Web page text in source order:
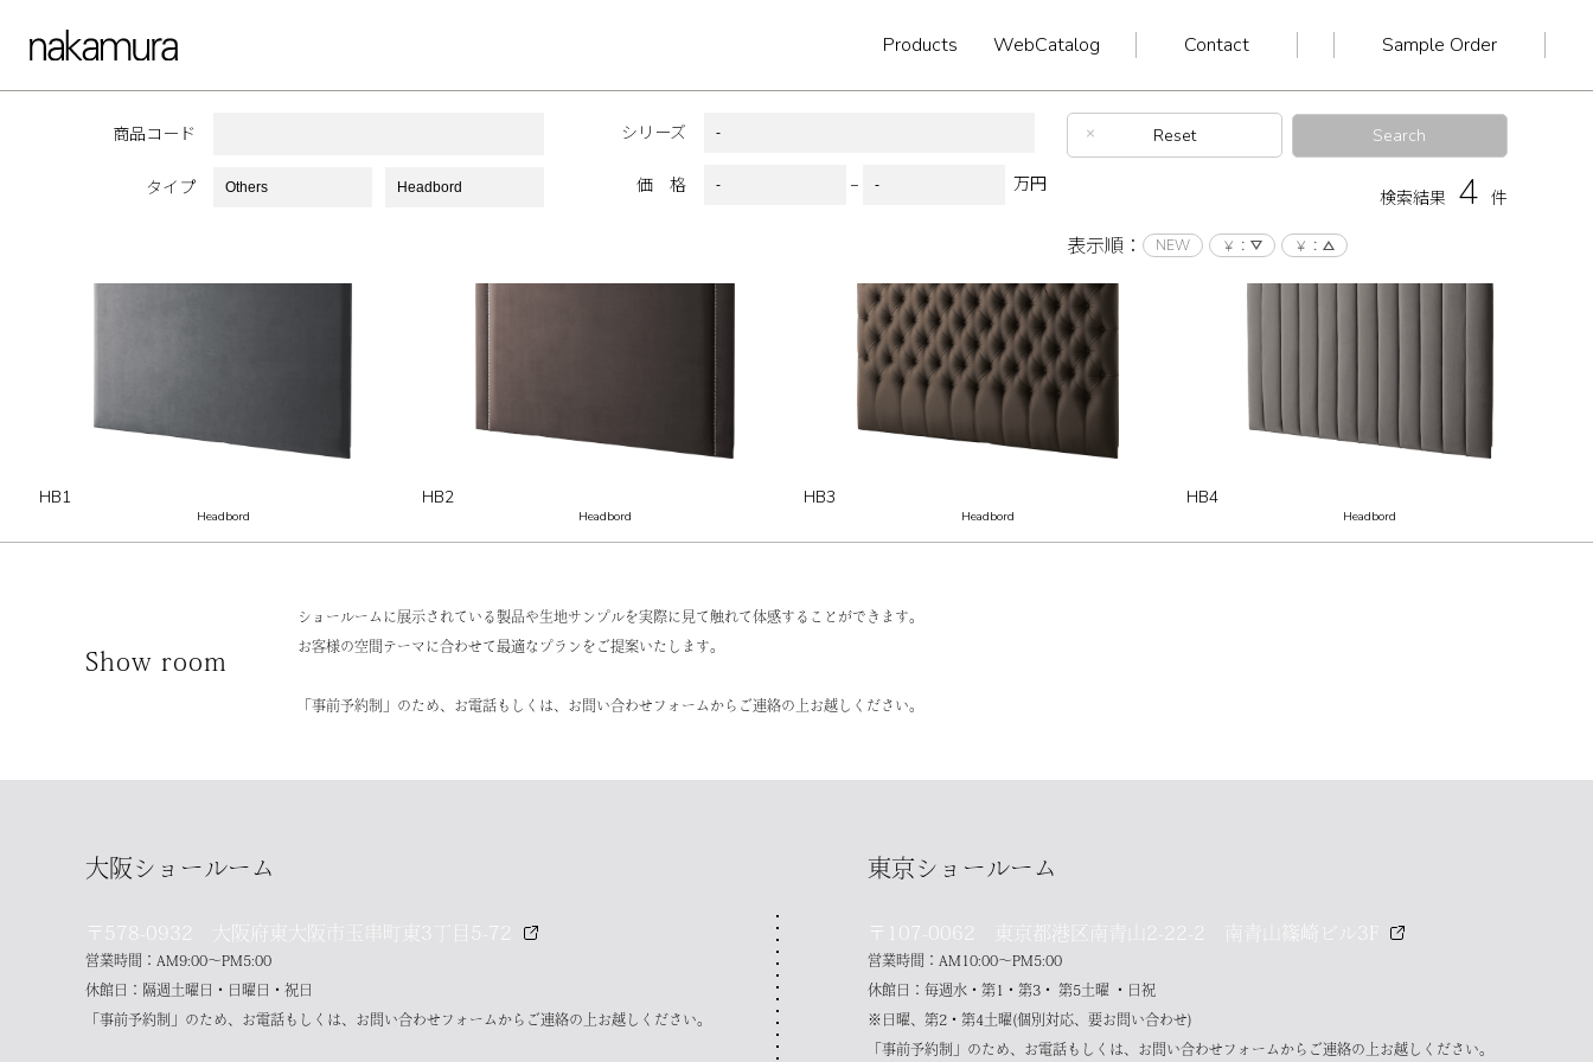
Products WebCatalog Contact Sample Order
商品コード
タイプ
シリーズ
価 格 万円
Reset Search
検索結果 4 件
表示順： NEW ￥： ￥：
HB1
Headbord
HB2
Headbord
HB
HB3
Headbord
HB4
Headbord
Show room
ショールームに展示されている製品や生地サンプルを実際に見て触れて体感することができます。
お客様の空間テーマに合わせて最適なプランをご提案いたします。
「事前予約制」のため、お電話もしくは、お問い合わせフォームからご連絡の上お越しください。
大阪ショールーム
〒578-0932 大阪府東大阪市玉串町東3丁目5-72
営業時間：AM9:00～PM5:00
休館日：隔週土曜日・日曜日・祝日
「事前予約制」のため、お電話もしくは、お問い合わせフォームからご連絡の上お越しください。
東京ショールーム
〒107-0062 東京都港区南青山2-22-2 南青山篠崎ビル3F
営業時間：AM10:00～PM5:00
休館日：毎週水・第1・第3・ 第5土曜 ・日祝
※日曜、第2・第4土曜(個別対応、要お問い合わせ)
「事前予約制」のため、お電話もしくは、お問い合わせフォームからご連絡の上お越しください。